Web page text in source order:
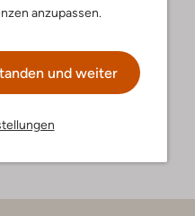
anzupassen.
und weiter
Wildleder